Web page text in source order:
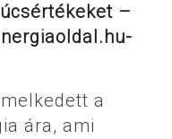
–
a
ára, ami